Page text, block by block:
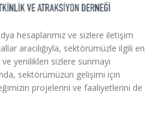
hesaplarımız ve sizlere iletişim
aracılığıyla, sektörümüzle ilgili en
yenilikleri sizlere sunmayı
sektörümüzün gelişimi için
projelerini ve faaliyetlerini de